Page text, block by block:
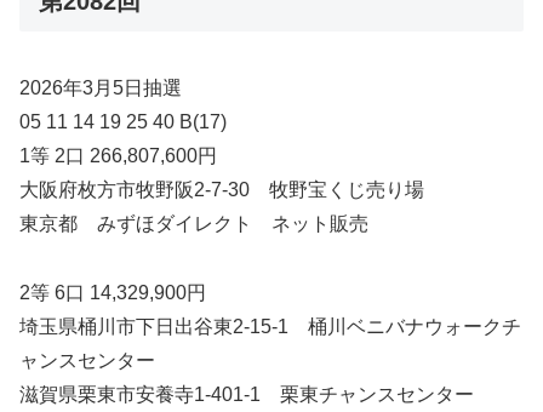
2026年3月5日抽選
05 11 14 19 25 40 B(17)
1等 2口 266,807,600円
大阪府枚方市牧野阪2-7-30 牧野宝くじ売り場
東京都 みずほダイレクト ネット販売
2等 6口 14,329,900円
埼玉県桶川市下日出谷東2-15-1 桶川ベニバナウォークチ
ャンスセンター
滋賀県栗東市安養寺1-401-1 栗東チャンスセンター